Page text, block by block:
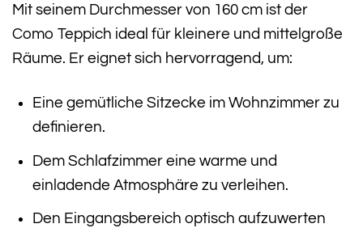
Mit seinem Durchmesser von 160 cm ist der
Como Teppich ideal für kleinere und mittelgroße
Räume. Er eignet sich hervorragend, um:
Eine gemütliche Sitzecke im Wohnzimmer zu
definieren.
Dem Schlafzimmer eine warme und
einladende Atmosphäre zu verleihen.
Den Eingangsbereich optisch aufzuwerten